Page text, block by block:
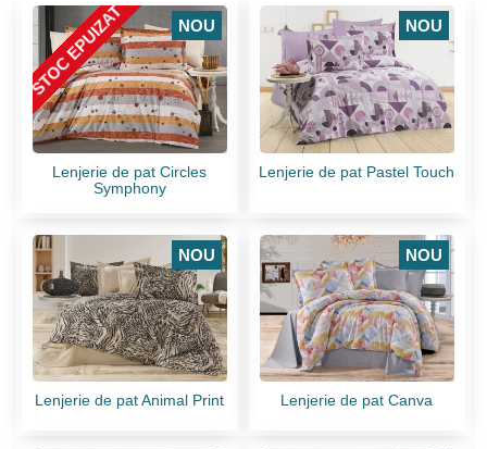
NOU
STOC EPUIZAT
Lenjerie de pat Circles
Symphony
NOU
Lenjerie de pat Pastel Touch
NOU
Lenjerie de pat Animal Print
NOU
Lenjerie de pat Canva